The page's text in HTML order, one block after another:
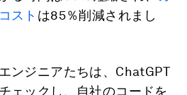
スト は85％削減されまし
ンジニアたちは、ChatGPT
ェックし、自社のコードを